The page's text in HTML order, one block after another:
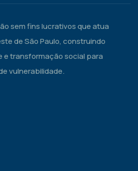
sem fins lucrativos que atua
de São Paulo, construindo
e transformação social para
vulnerabilidade.